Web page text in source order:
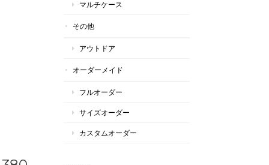
マルチケース
その他
アウトドア
オーダーメイド
フルオーダー
サイズオーダー
カスタムオーダー